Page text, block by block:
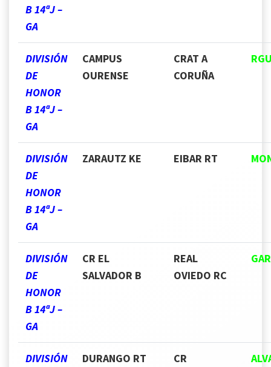
B 14ªJ –
GA
DIVISIÓN
DE
HONOR
B 14ªJ –
GA
CAMPUS
OURENSE
CRAT A
CORUÑA
DIVISIÓN
DE
HONOR
B 14ªJ –
GA
ZARAUTZ KE EIBAR RT
DIVISIÓN
DE
HONOR
B 14ªJ –
GA
CR EL
SALVADOR B
REAL
OVIEDO RC
DIVISIÓN
DURANGO RT
CR